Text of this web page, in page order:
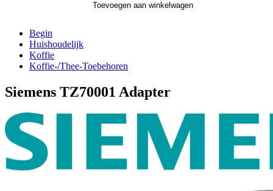
Toevoegen aan winkelwagen
Begin
Huishoudelijk
Koffie
Koffie-/Thee-Toebehoren
Siemens TZ70001 Adapter